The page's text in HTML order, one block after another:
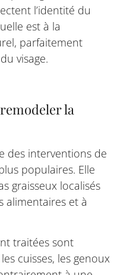
l’identité du
est à la
parfaitement
visage.
la
des interventions de
populaires. Elle
graisseux localisés
alimentaires et à
traitées sont
cuisses, les genoux